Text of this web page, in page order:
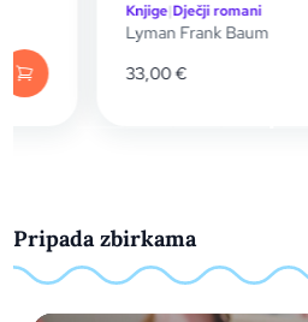
Knjige|Dječji romani
Lyman Frank Baum
33,00€
Pripada zbirkama